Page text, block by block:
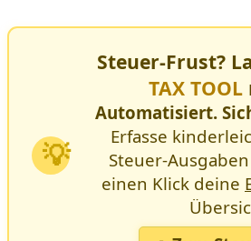
💡
Steuer-Frust?
TAX TOOL
Automatisiert.
Erfasse
Steuer-
einen Klick deine